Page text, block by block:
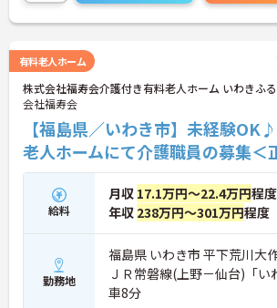
有料老人ホーム
株式会社福寿会介護付き有料老人ホーム いわきふ
会社福寿会
【福島県／いわき市】未経験
老人ホームにて介護職員の募集＜
給料
月収 17.1万円～22.4万円程
年収 238万円～301万円程度
勤務地
福島県 いわき市 平下荒川大
ＪＲ常磐線(上野－仙台)「い
車8分